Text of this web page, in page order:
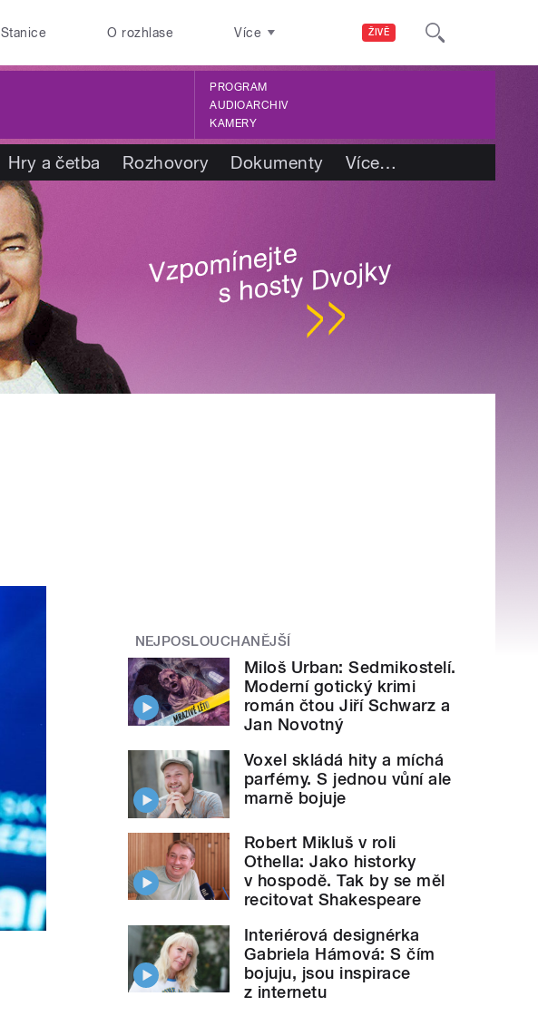
ŽIVĚ
Stanice O rozhlase Více
PROGRAM
AUDIOARCHIV
KAMERY
Hry a četba Rozhovory Dokumenty Více…
NEJPOSLOUCHANĚJŠÍ
Miloš Urban: Sedmikostelí.
Moderní gotický krimi
román čtou Jiří Schwarz a
Jan Novotný
Voxel skládá hity a míchá
parfémy. S jednou vůní ale
marně bojuje
Robert Mikluš v roli
Othella: Jako historky
v hospodě. Tak by se měl
recitovat Shakespeare
Interiérová designérka
Gabriela Hámová: S čím
bojuju, jsou inspirace
z internetu